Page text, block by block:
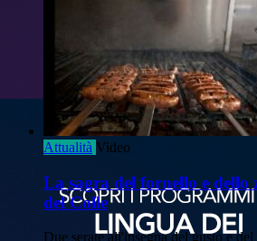
Attualità Video
La sagra del fornello e dello
del Colle
Due serate all'insegna del gusto e